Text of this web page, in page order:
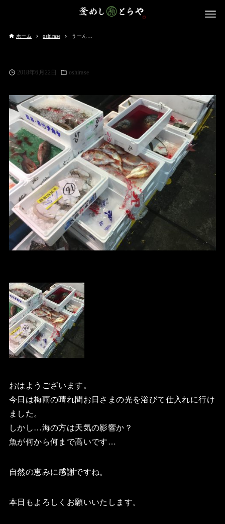
ホーム oshirase うーん…
2018年6月22日 oshirase
おはようございます。
今日は梅雨の晴れ間お日さまの光を浴びて仕入れに行け
ました。
しかし…海の方は天気の影響か？
魚が何から何まで高いです…
自然の恵みに感謝ですね。
本日もよろしくお願いいたします。